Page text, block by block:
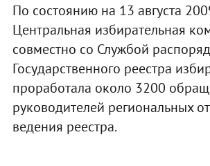
По состоянию на 13 августа
Центральная избирательная
совместно со Службой
Государственного реестра
проработала около 3200
руководителей региональных
ведения реестра.